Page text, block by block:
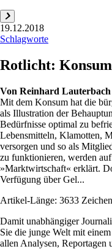
19.12.2018
Schlagworte
Rotlicht: Konsum
Von Reinhard Lauterbach
Mit dem Konsum hat die
als Illustration der
Bedürfnisse optimal zu
Lebensmitteln, Klamotten,
versorgen und so als
zu funktionieren, werden
»Marktwirtschaft« erklärt.
Verfügung über Gel...
Artikel-Länge: 3633 Zeichen
Damit unabhängiger
Sie die junge Welt mit
allen Analysen, Reportagen